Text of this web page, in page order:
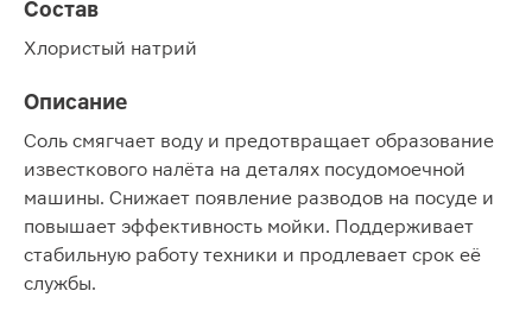
Состав
Хлористый натрий
Описание
Соль смягчает воду и предотвращает образование
известкового налёта на деталях посудомоечной
машины. Снижает появление разводов на посуде и
повышает эффективность мойки. Поддерживает
стабильную работу техники и продлевает срок её
службы.